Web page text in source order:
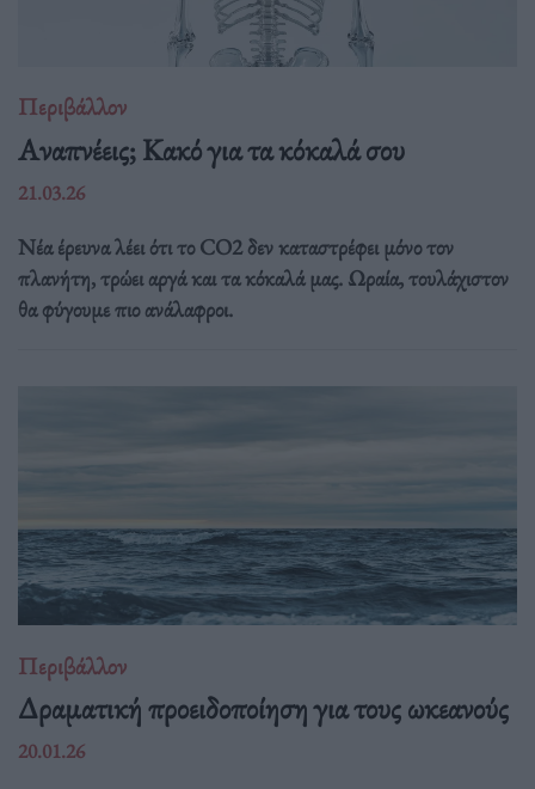
Περιβάλλον
Αναπνέεις; Κακό για τα κόκαλά σου
21.03.26
Νέα έρευνα λέει ότι το CO2 δεν καταστρέφει μόνο τον
πλανήτη, τρώει αργά και τα κόκαλά μας. Ωραία, τουλάχιστον
θα φύγουμε πιο ανάλαφροι.
Περιβάλλον
Δραματική προειδοποίηση για τους ωκεανούς
20.01.26